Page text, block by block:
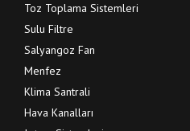
Toz Toplama Sistemleri
Sulu Filtre
Salyangoz Fan
Menfez
Klima Santrali
Hava Kanalları